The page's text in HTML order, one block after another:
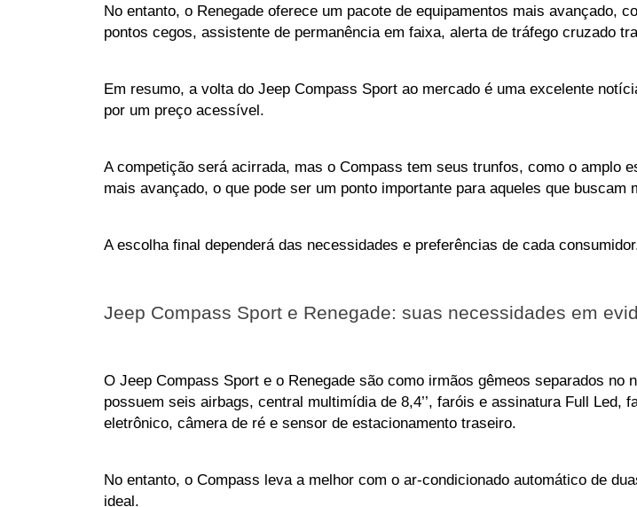
No entanto, o Renegade oferece um pacote de equipamentos mais avançado,
pontos cegos, assistente de permanência em faixa, alerta de tráfego cruzado
Em resumo, a volta do Jeep Compass Sport ao mercado é uma excelente
por um preço acessível.
A competição será acirrada, mas o Compass tem seus trunfos, como o amplo
mais avançado, o que pode ser um ponto importante para aqueles que buscam
A escolha final dependerá das necessidades e preferências de cada
Jeep Compass Sport e Renegade: suas necessidades em
O Jeep Compass Sport e o Renegade são como irmãos gêmeos separados
possuem seis airbags, central multimídia de 8,4’’, faróis e assinatura Full
eletrônico, câmera de ré e sensor de estacionamento traseiro.
No entanto, o Compass leva a melhor com o ar-condicionado automático de
ideal.